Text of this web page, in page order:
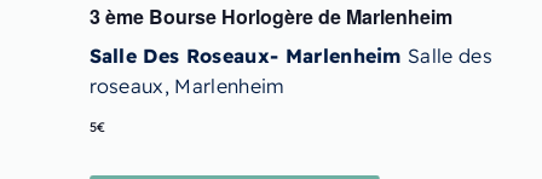
3 ème Bourse Horlogère de Marlenheim
Salle Des Roseaux- Marlenheim Salle des
roseaux, Marlenheim
5€